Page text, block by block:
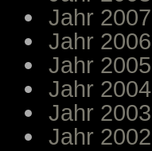
Jahr 2007
Jahr 2006
Jahr 2005
Jahr 2004
Jahr 2003
Jahr 2002